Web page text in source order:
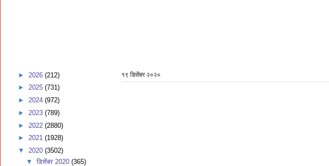
१९ डिसेंबर २०२०
► 2026 (212)
► 2025 (731)
► 2024 (972)
► 2023 (789)
► 2022 (2880)
► 2021 (1928)
▼ 2020 (3502)
▼ डिसेंबर 2020 (365)